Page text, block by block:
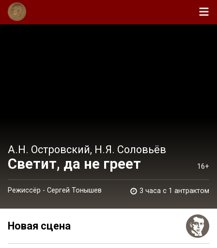
А.Н. Островский, Н.Я. Соловьёв
Светит, да не греет 16+
Режиссёр - Сергей Тонышев 3 часа c 1 антрактом
Новая сцена